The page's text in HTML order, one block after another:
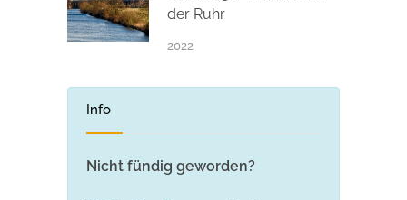
der Ruhr
2022
Info
Nicht fündig geworden?